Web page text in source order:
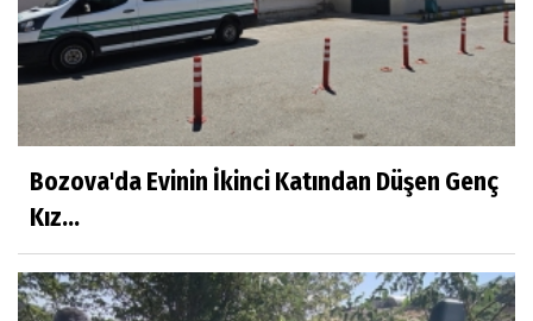
Bozova'da Evinin İkinci Katından Düşen Genç
Kız...